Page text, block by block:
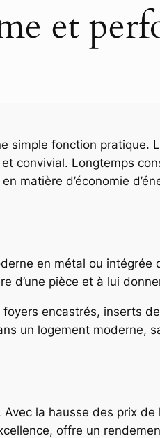
et
simple fonction pratique.
convivial. Longtemps
matière d’économie
en métal ou
d’une pièce et à lui
encastrés, inserts
un logement moderne,
la hausse des prix de
offre un